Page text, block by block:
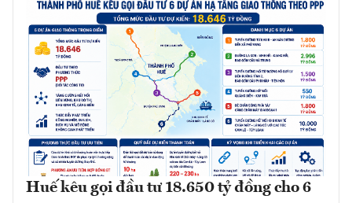
Huế kêu gọi đầu tư 18.650 tỷ đồng cho 6